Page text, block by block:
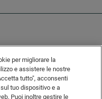
per migliorare la
e assistere le nostre
tutto", acconsenti
tuo dispositivo e a
Puoi inoltre gestire le